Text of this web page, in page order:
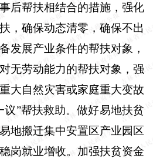
后帮扶相结合的措施，强化
，确保动态清零，确保不出
发展产业条件的帮扶对象，
无劳动能力的帮扶对象，强
大自然灾害或家庭重大变故
议”帮扶救助。做好易地扶贫
地搬迁集中安置区产业园区
岗就业增收。加强扶贫资金